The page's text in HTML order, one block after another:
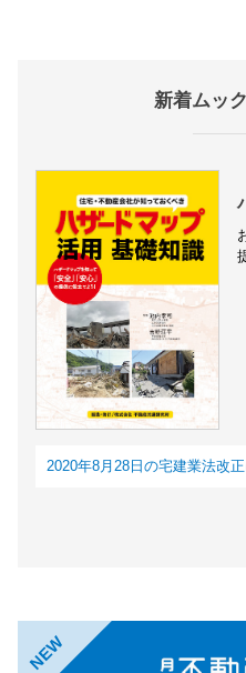
新着ムッ
2020年8月28日の宅建業法改
NEW